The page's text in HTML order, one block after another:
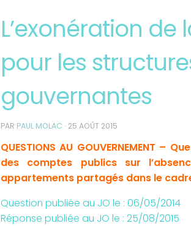
L’exonération de
pour les
gouvernantes
PAR PAUL MOLAC · 25 AOÛT 2015
QUESTIONS AU GOUVERNEMENT
des comptes publics sur
appartements partagés dans le
Question publiée au JO le : 06/05/2014
Réponse publiée au JO le : 25/08/2015